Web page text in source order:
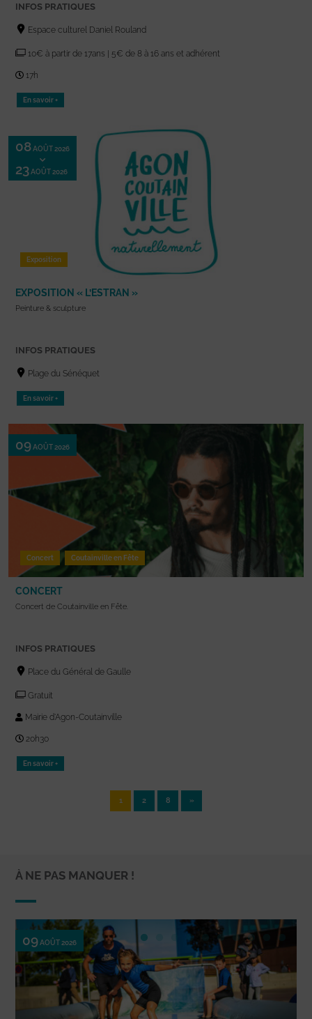
INFOS PRATIQUES
Espace culturel Daniel Rouland
10€ à partir de 17ans | 5€ de 8 à 16 ans et adhérent
17h
En savoir +
08 AOÛT 2026
23 AOÛT 2026
Exposition
EXPOSITION « L’ESTRAN »
Peinture & sculpture
INFOS PRATIQUES
Plage du Sénéquet
En savoir +
09 AOÛT 2026
Concert Coutainville en Fête
CONCERT
Concert de Coutainville en Fête.
INFOS PRATIQUES
Place du Général de Gaulle
Gratuit
Mairie d'Agon-Coutainville
20h30
En savoir +
1 2 8 »
À NE PAS MANQUER !
09 AOÛT 2026